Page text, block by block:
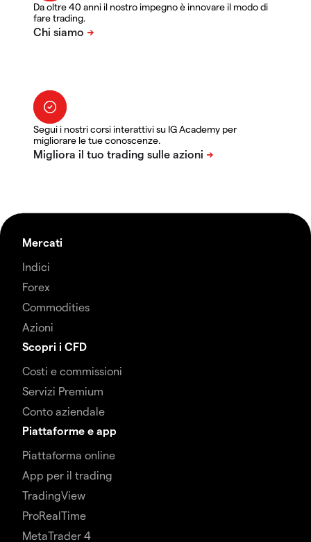
Da oltre 40 anni il nostro impegno è innovare il modo di
fare trading.
Segui i nostri corsi interattivi su IG Academy per
migliorare le tue conoscenze.
Mercati
Indici
Forex
Commodities
Azioni
Scopri i CFD
Costi e commissioni
Servizi Premium
Conto aziendale
Piattaforme e app
Piattaforma online
App per il trading
TradingView
ProRealTime
MetaTrader 4